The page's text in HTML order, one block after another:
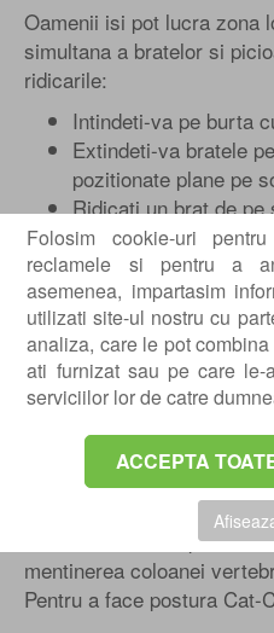
Folosim cookie-uri
reclamele si pentru a
asemenea, impartasim
utilizati site-ul nostru cu
analiza, care le pot
ati furnizat sau pe care
serviciilor lor de catre
ACCEPTA
Oamenii isi pot lucra zona
simultana a bratelor si
ridicarile:
Intindeti-va pe burta
Extindeti-va bratele
pozitionate plane pe
Ridicati un brat de pe
Tineti una sau doua
coborati bratul in jos.
Repetati cu fiecare
Faceti 15 repetari pe
Ai o problema de
ajutam? Raspunda-ne
care este
Cat-Camel este o postura
mentinerea coloanei
Pentru a face postura Cat-